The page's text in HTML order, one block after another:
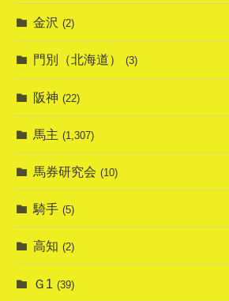
金沢 (2)
門別（北海道） (3)
阪神 (22)
馬主 (1,307)
馬券研究会 (10)
騎手 (5)
高知 (2)
Ｇ1 (39)